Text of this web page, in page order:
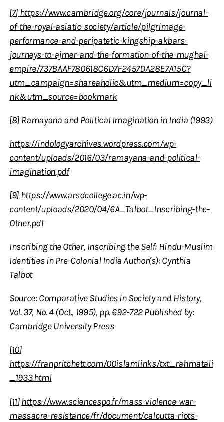
[7] https://www.cambridge.org/core/journals/journal-
of-the-royal-asiatic-society/article/pilgrimage-
performance-and-peripatetic-kingship-akbars-
journeys-to-ajmer-and-the-formation-of-the-mughal-
empire/737BAAF780618C6D7F2457DA28E7A15C?
utm_campaign=shareaholic&utm_medium=copy_li
nk&utm_source=bookmark
[8]Ramayana and Political Imagination in India (1993)
https://indologyarchives.wordpress.com/wp-
content/uploads/2016/03/ramayana-and-political-
imagination.pdf
[9] https://www.arsdcollege.ac.in/wp-
content/uploads/2020/04/6A_Talbot_Inscribing-the-
Other.pdf
Inscribing the Other, Inscribing the Self: Hindu-Muslim
Identities in Pre-Colonial India Author(s): Cynthia
Talbot
Source: Comparative Studies in Society and History,
Vol. 37, No. 4 (Oct., 1995), pp. 692-722 Published by:
Cambridge University Press
[10]
https://franpritchett.com/00islamlinks/txt_rahmatali
_1933.html
[11]https://www.sciencespo.fr/mass-violence-war-
massacre-resistance/fr/document/calcutta-riots-